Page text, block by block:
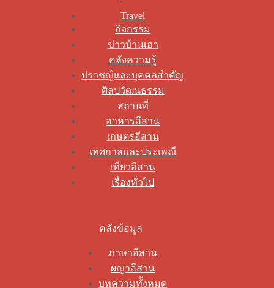
Travel
กิจกรรม
ข่าวบ้านเฮา
คลังความรู้
ปราชญ์และบุคคลสำคัญ
ศิลปวัฒนธรรม
สถานที่
อาหารอีสาน
เกษตรอีสาน
เทศกาลและประเพณี
เที่ยวอีสาน
เรื่องทั่วไป
คลังข้อมูล
ภาษาอีสาน
ผญาอีสาน
บทความทั้งหมด